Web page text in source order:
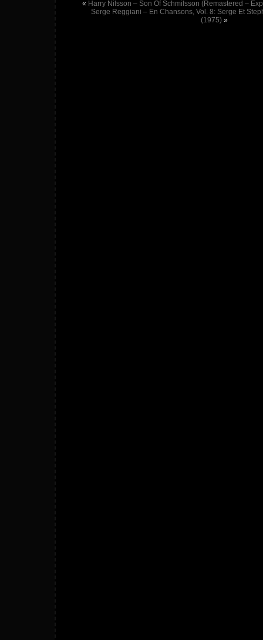
« Harry Nilsson – Son Of Schmilsson (Remastered –
Serge Reggiani – En Chansons, Vol. 8: Serge Et
(1975) »